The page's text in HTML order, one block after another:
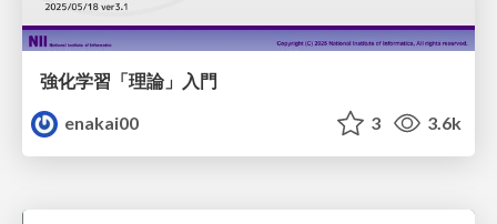
強化学習「理論」入門
enakai00
3 3.6k